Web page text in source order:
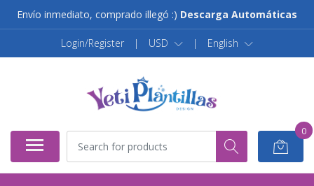
Envío inmediato, comprado illegó :) Descarga Automáticas
Login/Register | USD | English
0